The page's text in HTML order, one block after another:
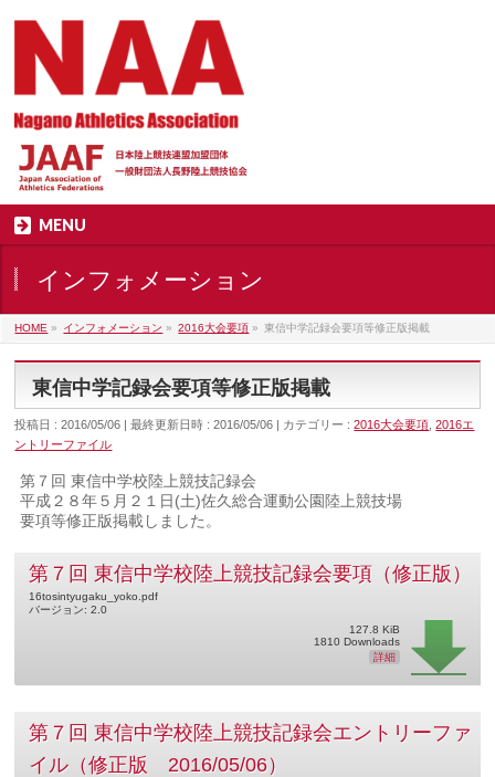
MENU
インフォメーション
HOME » インフォメーション » 2016大会要項 » 東信中学記録会要項等修正版掲載
東信中学記録会要項等修正版掲載
投稿日 : 2016/05/06 最終更新日時 : 2016/05/06 カテゴリー :2016大会要項 ,2016エ
ントリーファイル
第７回 東信中学校陸上競技記録会
平成２８年５月２１日(土)佐久総合運動公園陸上競技場
要項等修正版掲載しました。
第７回 東信中学校陸上競技記録会要項（修正版）
16tosintyugaku_yoko.pdf
バージョン: 2.0
127.8 KiB
1810 Downloads
詳細
第７回 東信中学校陸上競技記録会エントリーファ
イル（修正版 2016/05/06）